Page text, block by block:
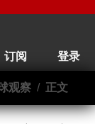
订阅 登录
观察/ 正文